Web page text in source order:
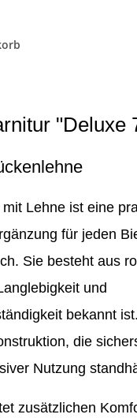
"Deluxe
Lehne ist eine
für jeden
Sie besteht aus
und
bekannt
die
Nutzung
zusätzlichen